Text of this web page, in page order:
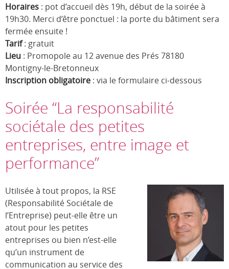
Horaires : pot d’accueil dès 19h, début de la soirée à
19h30. Merci d’être ponctuel : la porte du bâtiment sera
fermée ensuite !
Tarif: gratuit
Lieu : Promopole au 12 avenue des Prés 78180
Montigny-le-Bretonneux
Inscription obligatoire : via le formulaire ci-dessous
Soirée “La responsabilité
sociétale des petites
entreprises, entre image et
performance”
Utilisée à tout propos, la RSE
(Responsabilité Sociétale de
l’Entreprise) peut-elle être un
atout pour les petites
entreprises ou bien n’est-elle
qu’un instrument de
communication au service des